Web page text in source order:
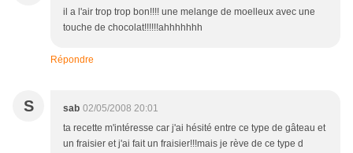
il a l'air trop trop bon!!!! une melange de moelleux avec une
touche de chocolat!!!!!!ahhhhhhh
Répondre
S sab 02/05/2008 20:01
ta recette m'intéresse car j'ai hésité entre ce type de gâteau et
un fraisier et j'ai fait un fraisier!!!mais je rève de ce type d